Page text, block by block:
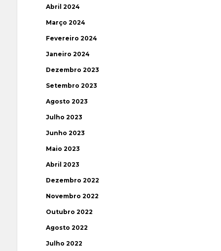
Abril 2024
Março 2024
Fevereiro 2024
Janeiro 2024
Dezembro 2023
Setembro 2023
Agosto 2023
Julho 2023
Junho 2023
Maio 2023
Abril 2023
Dezembro 2022
Novembro 2022
Outubro 2022
Agosto 2022
Julho 2022